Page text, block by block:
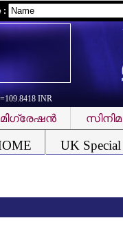
:
INR
സിനിമ
UK Special